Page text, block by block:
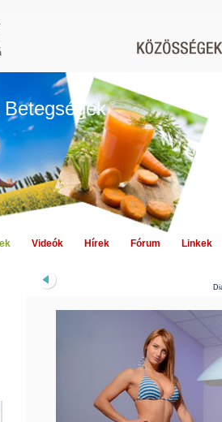
Videók Hírek Fórum Linkek